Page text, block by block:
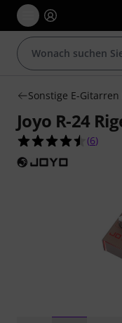
Sonstige E-Gitarren
Joyo R-24
4.5
(6)